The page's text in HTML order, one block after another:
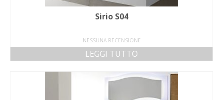
Sirio S04
NESSUNA RECENSIONE
LEGGI TUTTO